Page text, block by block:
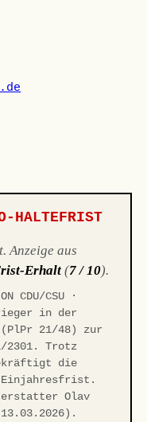
HALTEFRIST
Anzeige aus
Erhalt (7 / 10).
CDU/CSU ·
in der
(PlPr 21/48) zur
2301. Trotz
die
Einjahresfrist.
Olav